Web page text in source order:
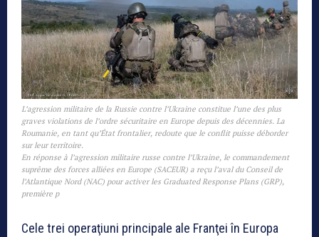
L’agression militaire de la Russie contre l’Ukraine constitue l’une des plus
graves violations de l’ordre sécuritaire en Europe depuis des décennies. La
Roumanie, en tant qu’État frontalier, redoute que le conflit puisse déborder
sur leur territoire.
En réponse à l’agression militaire russe contre l’Ukraine, le commandement
suprême des forces alliées en Europe (SACEUR) a reçu l’aval du Conseil de
l’Atlantique Nord (NAC) pour activer les Graduated Response Plans (GRP),
première p
Cele trei operaţiuni principale ale Franţei în Europa